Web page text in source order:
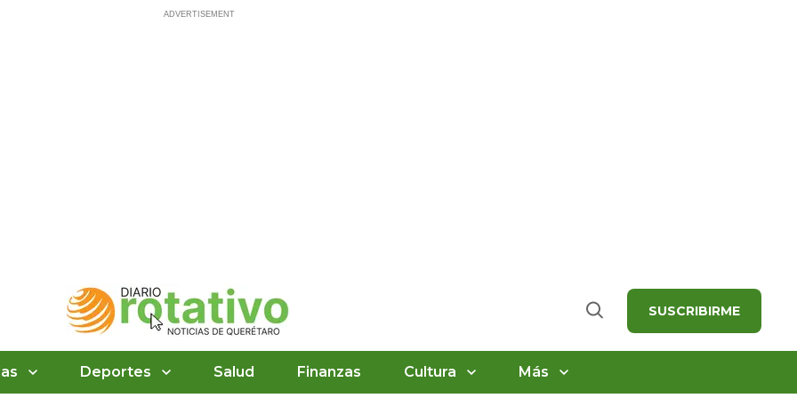
Buscar SUSCRIBIRME
Deportes Salud Finanzas Cultura Más